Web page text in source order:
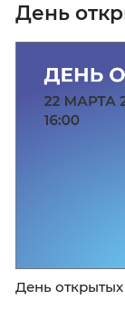
День
День